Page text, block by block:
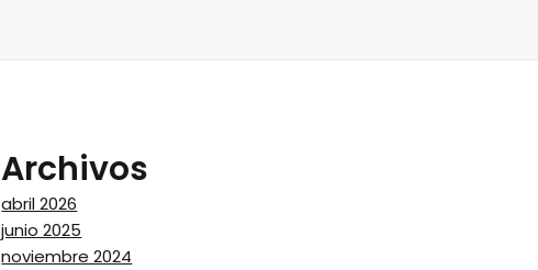
Archivos
abril 2026
junio 2025
noviembre 2024